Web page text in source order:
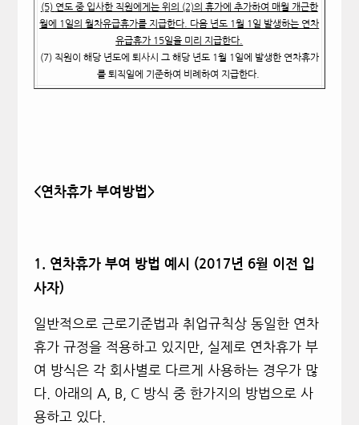
(5) 연도 중 입사한 직원에게는 위의 (2)의 휴가에 추가하여 매월 개근한
월에 1일의 월차유급휴가를 지급한다. 다음 년도 1월 1일 발생하는 연차
유급휴가 15일을 미리 지급한다.
(7) 직원이 해당 년도에 퇴사시 그 해당 년도 1월 1일에 발생한 연차휴가
를 퇴직일에 기준하여 비례하여 지급한다.
<연차휴가 부여방법>
1. 연차휴가 부여 방법 예시 (2017년 6월 이전 입
사자)
일반적으로 근로기준법과 취업규칙상 동일한 연차
휴가 규정을 적용하고 있지만, 실제로 연차휴가 부
여 방식은 각 회사별로 다르게 사용하는 경우가 많
다. 아래의 A, B, C 방식 중 한가지의 방법으로 사
용하고 있다.